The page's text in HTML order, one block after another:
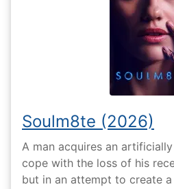
Soulm8te (2026)
A man acquires an
cope with the loss of his
but in an attempt to create